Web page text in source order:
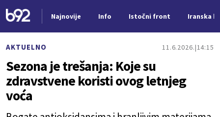
Najnovije Info Istočni front Iranska
AKTUELNO 11.6.2026. 14:15
Sezona je trešanja: Koje su
zdravstvene koristi ovog letnjeg
voća